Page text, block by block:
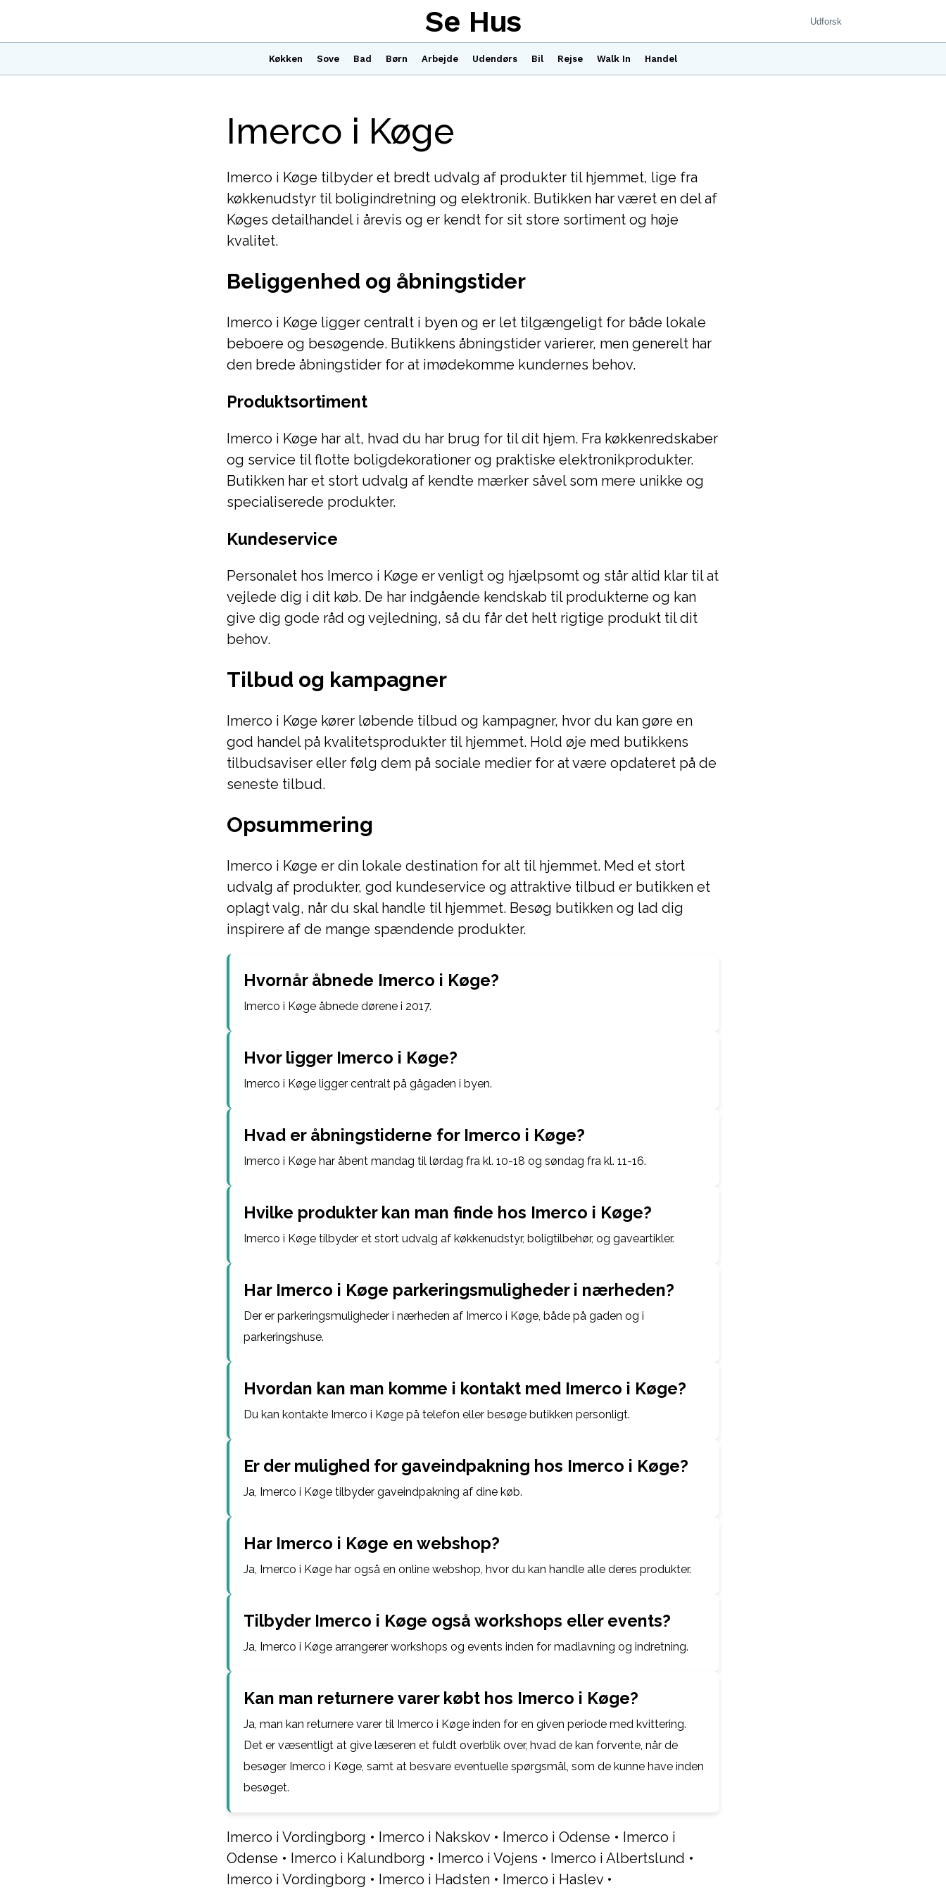
Køkken Sove Bad Børn Arbejde Udendørs Bil Rejse Walk In Handel
Se Hus
Imerco i Køge
Imerco i Køge tilbyder et bredt udvalg af produkter til hjemmet, lige fra
køkkenudstyr til boligindretning og elektronik. Butikken har været en del af
Køges detailhandel i årevis og er kendt for sit store sortiment og høje
kvalitet.
Beliggenhed og åbningstider
Imerco i Køge ligger centralt i byen og er let tilgængeligt for både lokale
beboere og besøgende. Butikkens åbningstider varierer, men generelt har
den brede åbningstider for at imødekomme kundernes behov.
Produktsortiment
Imerco i Køge har alt, hvad du har brug for til dit hjem. Fra køkkenredskaber
og service til flotte boligdekorationer og praktiske elektronikprodukter.
Butikken har et stort udvalg af kendte mærker såvel som mere unikke og
specialiserede produkter.
Kundeservice
Personalet hos Imerco i Køge er venligt og hjælpsomt og står altid klar til at
vejlede dig i dit køb. De har indgående kendskab til produkterne og kan
give dig gode råd og vejledning, så du får det helt rigtige produkt til dit
behov.
Tilbud og kampagner
Imerco i Køge kører løbende tilbud og kampagner, hvor du kan gøre en
god handel på kvalitetsprodukter til hjemmet. Hold øje med butikkens
tilbudsaviser eller følg dem på sociale medier for at være opdateret på de
seneste tilbud.
Opsummering
Imerco i Køge er din lokale destination for alt til hjemmet. Med et stort
udvalg af produkter, god kundeservice og attraktive tilbud er butikken et
oplagt valg, når du skal handle til hjemmet. Besøg butikken og lad dig
inspirere af de mange spændende produkter.
Hvornår åbnede Imerco i Køge?
Imerco i Køge åbnede dørene i 2017.
Hvor ligger Imerco i Køge?
Imerco i Køge ligger centralt på gågaden i byen.
Hvad er åbningstiderne for Imerco i Køge?
Imerco i Køge har åbent mandag til lørdag fra kl. 10-18 og søndag fra kl. 11-16.
Hvilke produkter kan man finde hos Imerco i Køge?
Imerco i Køge tilbyder et stort udvalg af køkkenudstyr, boligtilbehør, og gaveartikler.
Har Imerco i Køge parkeringsmuligheder i nærheden?
Der er parkeringsmuligheder i nærheden af Imerco i Køge, både på gaden og i
parkeringshuse.
Hvordan kan man komme i kontakt med Imerco i Køge?
Du kan kontakte Imerco i Køge på telefon eller besøge butikken personligt.
Er der mulighed for gaveindpakning hos Imerco i Køge?
Ja, Imerco i Køge tilbyder gaveindpakning af dine køb.
Har Imerco i Køge en webshop?
Ja, Imerco i Køge har også en online webshop, hvor du kan handle alle deres produkter.
Tilbyder Imerco i Køge også workshops eller events?
Ja, Imerco i Køge arrangerer workshops og events inden for madlavning og indretning.
Kan man returnere varer købt hos Imerco i Køge?
Ja, man kan returnere varer til Imerco i Køge inden for en given periode med kvittering.
Det er væsentligt at give læseren et fuldt overblik over, hvad de kan forvente, når de
besøger Imerco i Køge, samt at besvare eventuelle spørgsmål, som de kunne have inden
besøget.
Imerco i Vordingborg • Imerco i Nakskov• Imerco i Odense • Imerco i
Odense • Imerco i Kalundborg • Imerco i Vojens • Imerco i Albertslund •
Imerco i Vordingborg • Imerco i Hadsten • Imerco i Haslev•